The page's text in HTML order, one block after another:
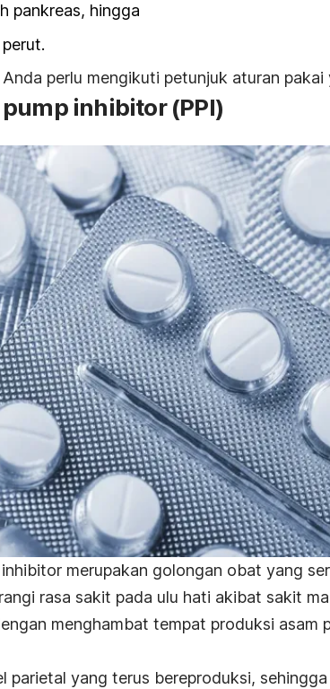
pankreas, hingga
perlu mengikuti petunjuk aturan
pump inhibitor(PPI)
merupakan golongan obat yang
rasa sakit pada ulu hati akibat sakit
menghambat tempat produksi asam
parietal yang terus bereproduksi,